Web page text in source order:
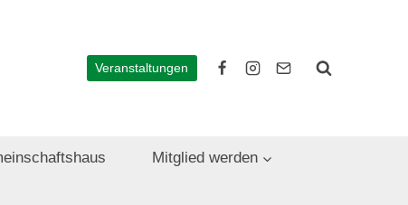
Veranstaltungen
Mitglied werden